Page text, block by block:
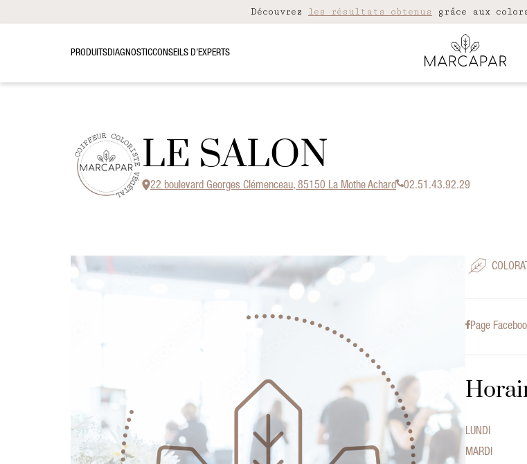
Découvrez les résultats obtenus grâce aux
PRODUITSDIAGNOSTICCONSEILS D’EXPERTS
LE SALON
22 boulevard Georges Clémenceau, 85150 La Mothe Achard 02.51.43.92.29
Page
LUNDI
MARDI